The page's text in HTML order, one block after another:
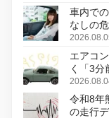
車内で
なしの
エアコ
く「3分
令和8年
の走行